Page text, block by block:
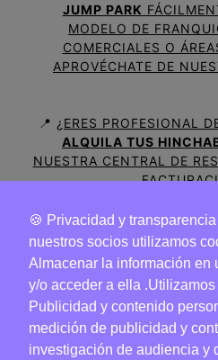
JUMP PARK
MODELO DE
COMERCIALES O
APROVÉCHATE DE
📍 ¿ERES PROFESIONAL
ALQUILA TUS
NUESTRA CENTRAL DE
📍¿TIENES UN NEGOCIO
HINCHABLES Y QUIERES
CON EL SERVICIO DE
NUESTRO MAPA Y
🍪 Privacidad y
nuestros socios utilizamos
Almacenar la información en
y/o acceder a ella .Utilizamos
Publicidad y contenido
medición de publicidad y
investigación de audiencia y